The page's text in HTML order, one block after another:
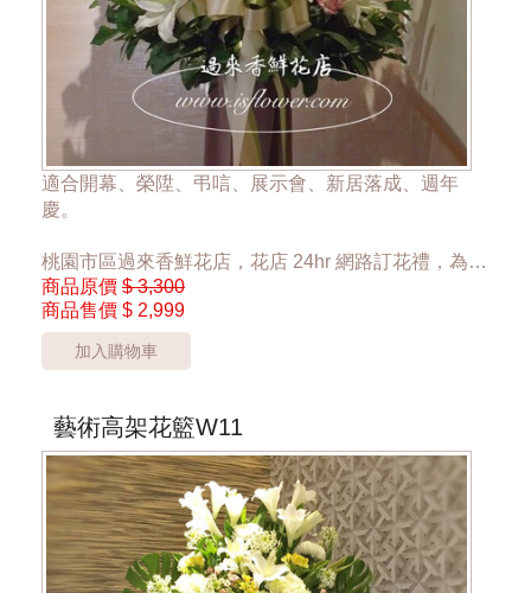
適合開幕、榮陞、弔唁、展示會、新居落成、週年
慶。
桃園市區過來香鮮花店，花店 24hr 網路訂花禮，為您
傳達心意。
單一座 2999元
*桃園區以外酌收運費350元*
達**
***商品的花器與花材依當季花材實際狀況調整***
商品原價 $ 3,300
商品售價 $ 2,999
加入購物車
藝術高架花籃W11